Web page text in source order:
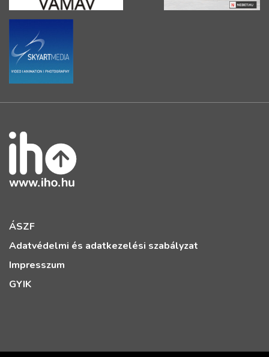
ÁSZF
Adatvédelmi és adatkezelési szabályzat
Impresszum
GYIK